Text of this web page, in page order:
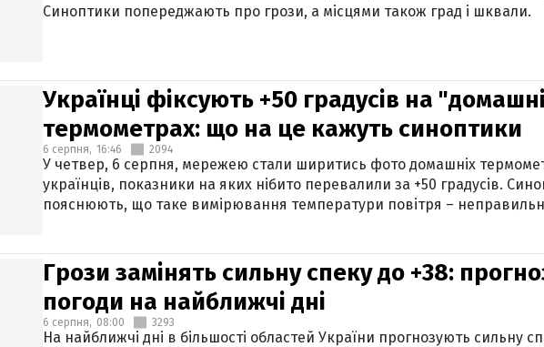
Синоптики попереджають про грози, а місцями також град і шквали.
Українці фіксують +50 градусів на
термометрах: що на це кажуть синоптики
6 серпня, 16:46 2094
У четвер, 6 серпня, мережею стали ширитись фото домашніх
українців, показники на яких нібито перевалили за +50 градусів.
пояснюють, що таке вимірювання температури повітря –
Грози замінять сильну спеку до +38:
погоди на найближчі дні
6 серпня, 08:00 3293
На найближчі дні в більшості областей України прогнозують сильну